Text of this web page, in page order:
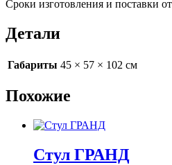
Сроки изготовления и поставки
Детали
Габариты 45 × 57 × 102 см
Похожие
Стул ГРАНД